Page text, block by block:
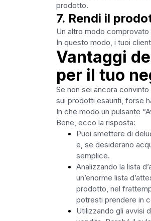
prodotto.
7. Rendi il
Un altro modo
In questo modo, i tuoi
Vantaggi
per il tuo
Se non sei ancora
sui prodotti esauriti, forse
In che modo un pulsante
Bene, ecco la risposta:
Puoi smettere di
e, se desiderano
semplice.
Analizzando la lista
un’enorme lista
prodotto, nel
potresti prendere in
Utilizzando gli avvisi